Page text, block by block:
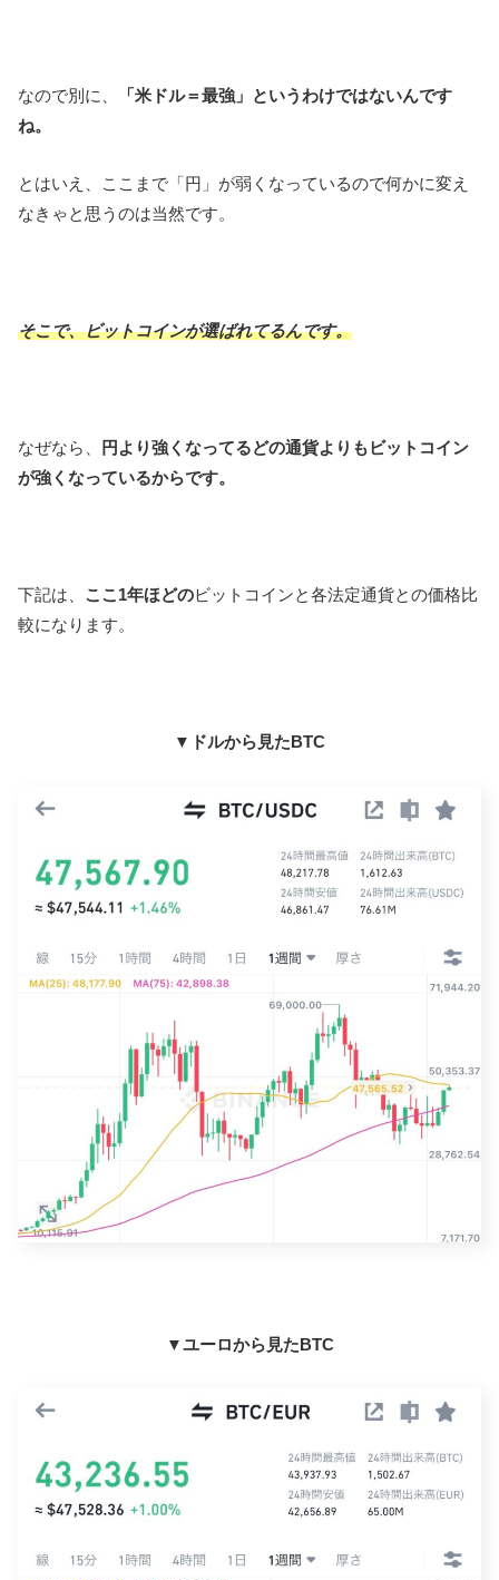
なので別に、
「米ドル＝最強」というわけではないんです
ね。
とはいえ、ここまで「円」が弱くなっているので何かに変え
なきゃと思うのは当然です。
そこで、ビットコインが選ばれてるんです。
なぜなら、
円より強くなってるどの通貨よりもビットコイン
が強くなっているからです。
下記は、 ここ1年ほどのビットコインと各法定通貨との価格比
較になります。
▼ドルから見たBTC
▼ユーロから見たBTC